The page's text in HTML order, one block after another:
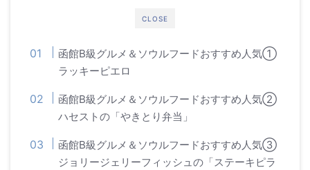
CLOSE
函館B級グルメ＆ソウルフードおすすめ人気①
ラッキーピエロ
函館B級グルメ＆ソウルフードおすすめ人気②
ハセストの「やきとり弁当」
函館B級グルメ＆ソウルフードおすすめ人気③
ジョリージェリーフィッシュの「ステーキピラ